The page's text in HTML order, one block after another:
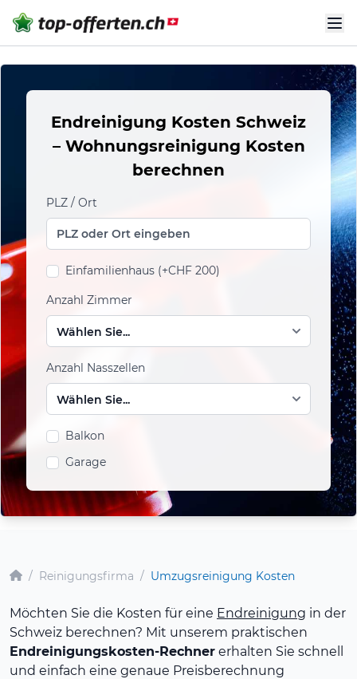
Endreinigung Kosten Schweiz
– Wohnungsreinigung Kosten
berechnen
PLZ / Ort
Einfamilienhaus (+CHF 200)
Anzahl Zimmer
Anzahl Nasszellen
Balkon
Garage
/ Reinigungsfirma / Umzugsreinigung Kosten
Möchten Sie die Kosten für eine Endreinigung in der
Schweiz berechnen? Mit unserem praktischen
Endreinigungskosten-Rechner erhalten Sie schnell
und einfach eine genaue Preisberechnung